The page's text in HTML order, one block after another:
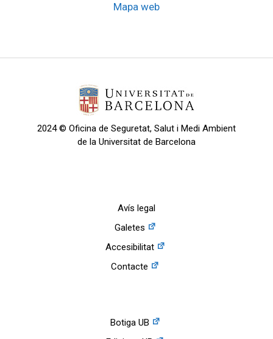
Mapa web
2024 © Oficina de Seguretat, Salut i Medi Ambient
de la Universitat de Barcelona
Avís legal
Galetes
Accesibilitat
Contacte
Botiga UB